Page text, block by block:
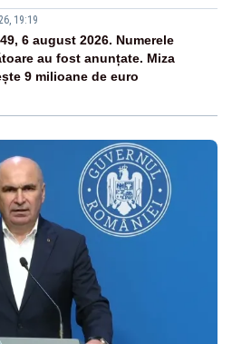
19:19
6 august 2026. Numerele
au fost anunțate. Miza
9 milioane de euro